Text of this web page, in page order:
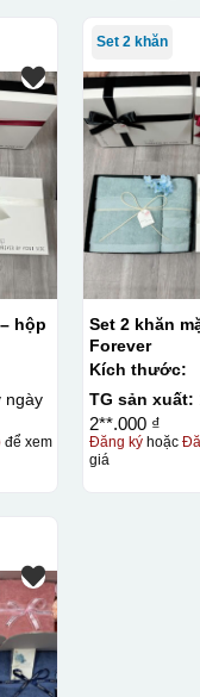
hộp
ngày
để xem
Set 2 khăn
Set 2 khăn
Forever
Kích thước:
TG sản xuất:
2**.000 ₫
Đăng kýhoặc
giá